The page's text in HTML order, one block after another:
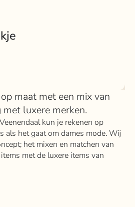
maat met een mix van
luxere merken.
kun je rekenen op
als het gaat om dames mode. Wij
het mixen en matchen van
met de luxere items van